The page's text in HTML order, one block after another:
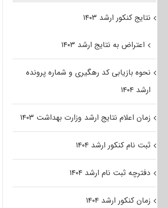
نتایج کنکور ارشد ۱۴۰۳
اعتراض به نتایج ارشد ۱۴۰۳
نحوه بازیابی کد رهگیری و شماره پرونده
ارشد ۱۴۰۴
زمان اعلام نتایج ارشد وزارت بهداشت ۱۴۰۳
ثبت نام کنکور ارشد ۱۴۰۴
دفترچه ثبت نام ارشد ۱۴۰۴
زمان کنکور ارشد ۱۴۰۴